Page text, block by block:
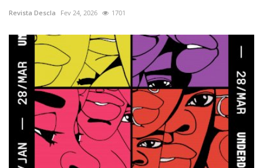
Revista Descla Fev 24, 2026 1701